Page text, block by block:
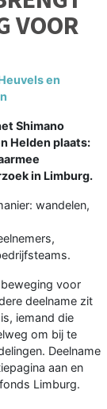
VOOR
en
Shimano
Helden plaats:
in Limburg.
wandelen,
voor
deelname zit
iemand die
om bij te
Deelname
aan en
Limburg.